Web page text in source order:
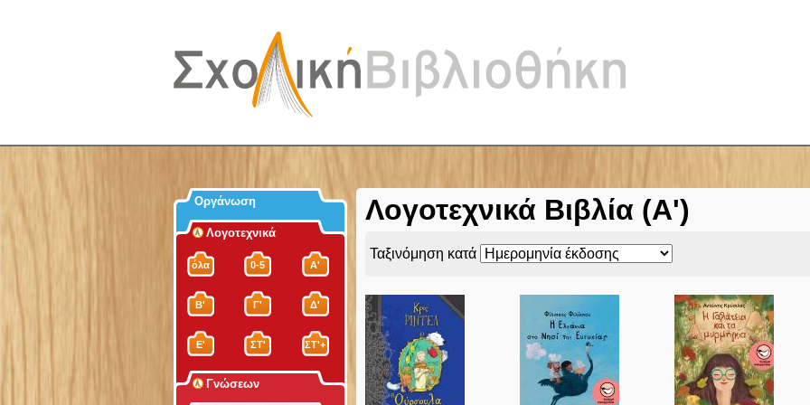
Λογοτεχνικά Βιβλία (Α')
Ταξινόμηση κατά
Οργάνωση
Λογοτεχνικά
όλα 0-5 Α'
Β' Γ' Δ'
Ε' ΣΤ' ΣΤ'+
Γνώσεων